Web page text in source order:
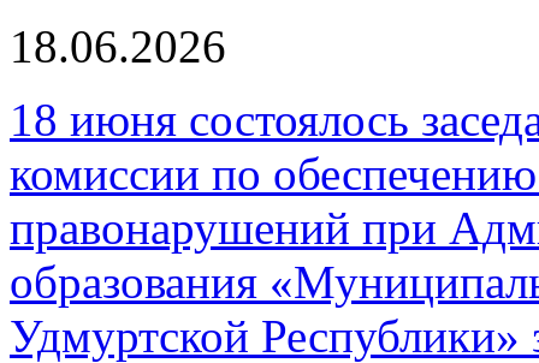
18.06.2026
18 июня состоялось
комиссии по
правонарушений при
образования
Удмуртской Республики»